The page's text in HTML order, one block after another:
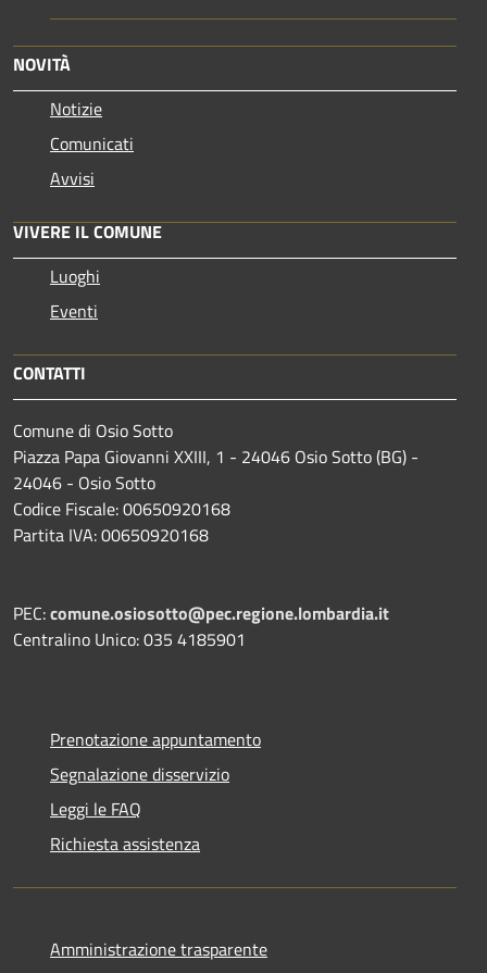
NOVITÀ
Notizie
Comunicati
Avvisi
VIVERE IL COMUNE
Luoghi
Eventi
CONTATTI
Comune di Osio Sotto
Piazza Papa Giovanni XXIII, 1 - 24046 Osio Sotto (BG) -
24046 - Osio Sotto
Codice Fiscale: 00650920168
Partita IVA: 00650920168
PEC:comune.osiosotto@pec.regione.lombardia.it
Centralino Unico: 035 4185901
Prenotazione appuntamento
Segnalazione disservizio
Leggi le FAQ
Richiesta assistenza
Amministrazione trasparente